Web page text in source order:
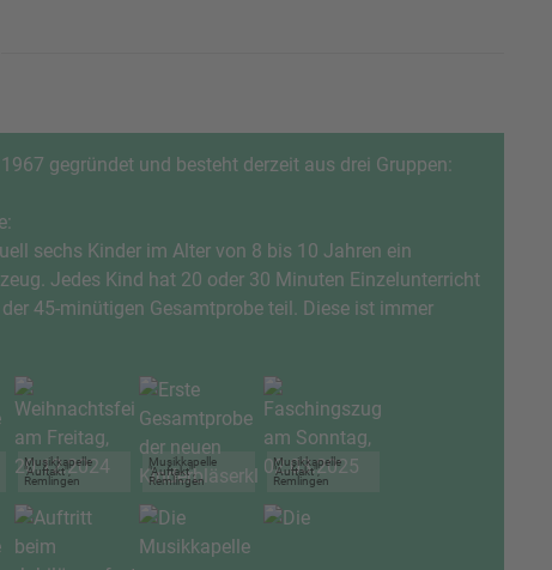
gegründet und besteht derzeit aus drei Gruppen:
sechs Kinder im Alter von 8 bis 10 Jahren ein
Jedes Kind hat 20 oder 30 Minuten Einzelunterricht
45-minütigen Gesamtprobe teil. Diese ist immer
Musikkapelle
"Auftakt",
Remlingen
Musikkapelle
"Auftakt",
Remlingen
Musikkapelle
"Auftakt",
Remlingen